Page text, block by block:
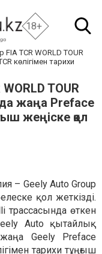
18+
FIA TCR WORLD TOUR
көлігімен тарихи
TOUR
жаңа Preface
жеңіске қол
– Geely Auto Group
қол жеткізді.
трассасында өткен
Auto қытайлық
Geely Preface
тарихи тұңғыш